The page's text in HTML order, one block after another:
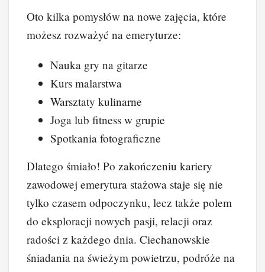
Oto kilka pomysłów na nowe zajęcia, które
możesz rozważyć na emeryturze:
Nauka gry na gitarze
Kurs malarstwa
Warsztaty kulinarne
Joga lub fitness w grupie
Spotkania fotograficzne
Dlatego śmiało! Po zakończeniu kariery
zawodowej emerytura stażowa staje się nie
tylko czasem odpoczynku, lecz także polem
do eksploracji nowych pasji, relacji oraz
radości z każdego dnia. Ciechanowskie
śniadania na świeżym powietrzu, podróże na